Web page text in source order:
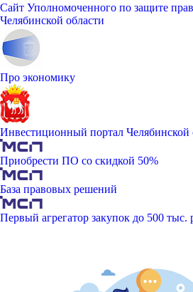
Сайт Уполномоченного по защите
Челябинской области
Про экономику
Инвестиционный портал Челябинской
Приобрести ПО со скидкой 50%
База правовых решений
Первый агрегатор закупок до 500